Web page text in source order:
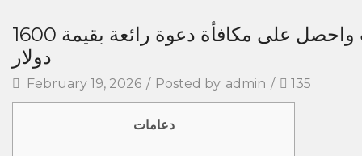
استهلك انتباهك في لعبة سلوتس 2026 بدون مراهنات واحصل على مكافأة دعوة رائعة بقيمة 1600
دولار
February 19, 2026 / Posted by admin / 135
دعامات